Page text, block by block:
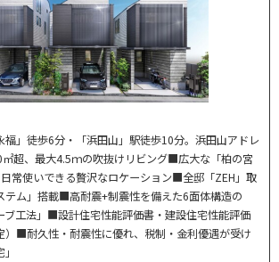
」徒歩6分・「浜田山」駅徒歩10分。浜田山アドレ
超、最大4.5ｍの吹抜けリビング■広大な「柏の宮
常使いできる贅沢なロケーション■全邸「ZEH」取
テム」搭載■高耐震+制震性を備えた6面体構造の
ブ工法」■設計住宅性能評価書・建設住宅性能評価
）■耐久性・耐震性に優れ、税制・金利優遇が受け